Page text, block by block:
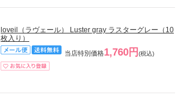
loveil（ラヴェール） Luster gray ラスターグレー（10
枚入り）
当店特別価格1,760円 (税込)